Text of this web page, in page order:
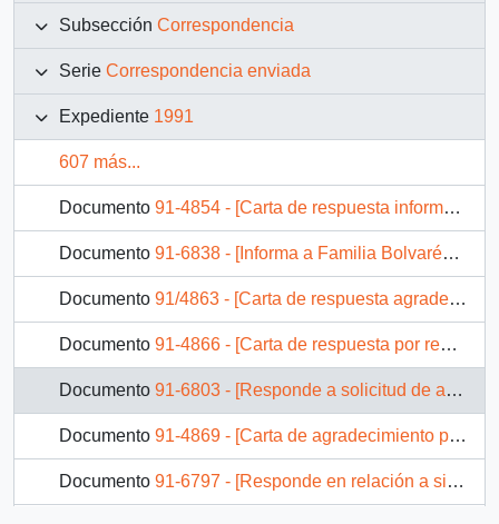
Subsección Correspondencia
Serie Correspondencia enviada
Expediente 1991
607 más...
Documento 91-4854 - [Carta de respuesta informando que la Presidencia de la República no está autorizada para cursar prestamos]
Documento 91-6838 - [Informa a Familia Bolvarén que su carta fue remitida a la Intendencia IV Región, mediante Of. GAB. PRES. (0) 91/1417]
Documento 91/4863 - [Carta de respuesta agradeciendo palabras de felicitación por primer año de gobierno, y por la remisión de correspondencia al Instituto de Normalización Previsional por solicitud de aumento de pensión]
Documento 91-4866 - [Carta de respuesta por remisión de correspondencia enviada al Presidente, redirigiéndola a la Intendencia Región Metropolitana]
Documento 91-6803 - [Responde a solicitud de audiencia e informa que carta fue remitida al Ministerio de Obras Públicas para su estudio]
Documento 91-4869 - [Carta de agradecimiento por palabras de apoyo a la gestión Presidencial]
Documento 91-6797 - [Responde en relación a situación de Hernán Peters, Alcalde de Lanco]